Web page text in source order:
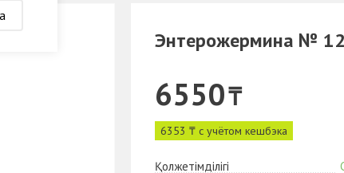
Энтерожермина № 12
6550₸
6353 ₸ с учётом кешбэка
Қолжетімділігі